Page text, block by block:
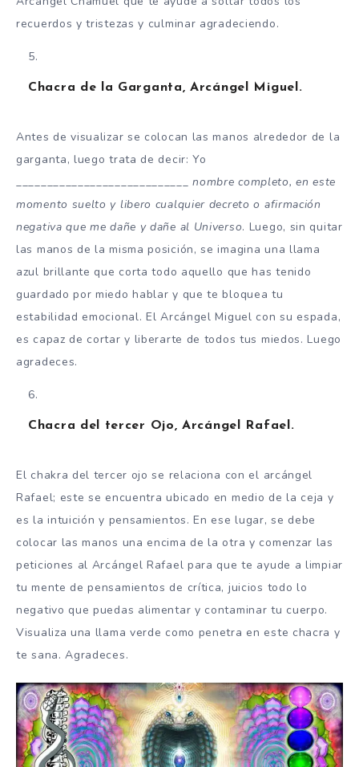
recuerdos y tristezas y culminar agradeciendo.
Chacra de la Garganta, Arcángel Miguel.
Antes de visualizar se colocan las manos alrededor de la
garganta, luego trata de decir: Yo
____________________________nombre completo, en este
momento suelto y libero cualquier decreto o afirmación
negativa que me dañe y dañe al Universo. Luego, sin quitar
las manos de la misma posición, se imagina una llama
azul brillante que corta todo aquello que has tenido
guardado por miedo hablar y que te bloquea tu
estabilidad emocional. El Arcángel Miguel con su espada,
es capaz de cortar y liberarte de todos tus miedos. Luego
agradeces.
Chacra del tercer Ojo, Arcángel Rafael.
El chakra del tercer ojo se relaciona con el arcángel
Rafael; este se encuentra ubicado en medio de la ceja y
es la intuición y pensamientos. En ese lugar, se debe
colocar las manos una encima de la otra y comenzar las
peticiones al Arcángel Rafael para que te ayude a limpiar
tu mente de pensamientos de crítica, juicios todo lo
negativo que puedas alimentar y contaminar tu cuerpo.
Visualiza una llama verde como penetra en este chacra y
te sana. Agradeces.